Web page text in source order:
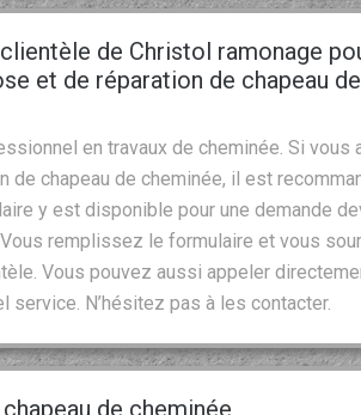
de Christol ramonage
et de réparation de chapeau de
en travaux de cheminée. Si vous
de chapeau de cheminée, il est
y est disponible pour une demande
remplissez le formulaire et vous
Vous pouvez aussi appeler
service. N’hésitez pas à les contacter.
de cheminée